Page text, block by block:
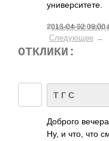
университете.
2013-04-02 09:00
<смысл не
Следующее →
ОТКЛИКИ:
Т Г С
Доброго
Ну, и что, что